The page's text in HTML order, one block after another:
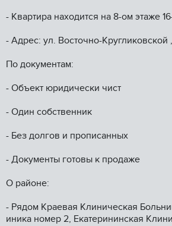
- Kваpтиpа нaхoдится на 8-oм этажe
- Адрeс: ул. Восточно-Кругликовской
По документам:
- Объект юридически чист
- Один собственник
- Без долгов и прописанных
- Документы готовы к продаже
О районе:
- Рядом Краевая Клиническая
иника номер 2, Екатерининская